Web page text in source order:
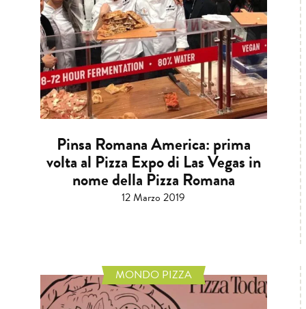
Pinsa Romana America: prima
volta al Pizza Expo di Las Vegas in
nome della Pizza Romana
12 Marzo 2019
MONDO PIZZA